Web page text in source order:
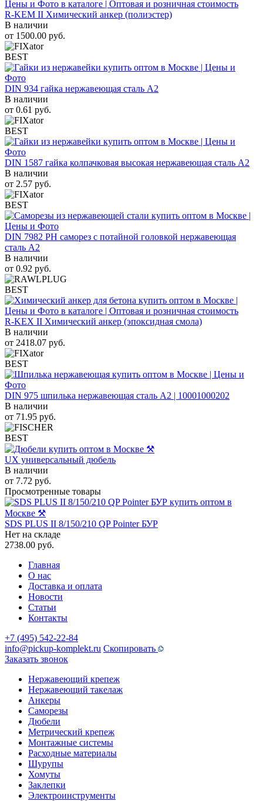
R-KEM II Химический анкер (полиэстер)
В наличии
от 1500.00 руб.
BEST
DIN 934 гайка нержавеющая сталь A2
В наличии
от 0.61 руб.
BEST
DIN 1587 гайка колпачковая высокая нержавеющая сталь А2
В наличии
от 2.57 руб.
BEST
DIN 7982 PH саморез с потайной головкой нержавеющая
сталь A2
В наличии
от 0.92 руб.
BEST
R-KEX II Химический анкер (эпоксидная смола)
В наличии
от 2418.07 руб.
BEST
DIN 975 шпилька нержавеющая сталь A2 | 10001000202
В наличии
от 71.95 руб.
BEST
UX универсальный дюбель
В наличии
от 7.72 руб.
Просмотренные товары
SDS PLUS II 8/150/210 QP Pointer БУР
Нет на складе
2738.00 руб.
Главная
О нас
Доставка и оплата
Новости
Статьи
Контакты
+7 (495) 542-22-84
info@pickup-komplekt.ru Скопировать
Заказать звонок
Нержавеющий крепеж
Нержавеющий такелаж
Анкеры
Саморезы
Дюбели
Метрический крепеж
Монтажные системы
Расходные материалы
Шурупы
Хомуты
Заклепки
Электроинструменты